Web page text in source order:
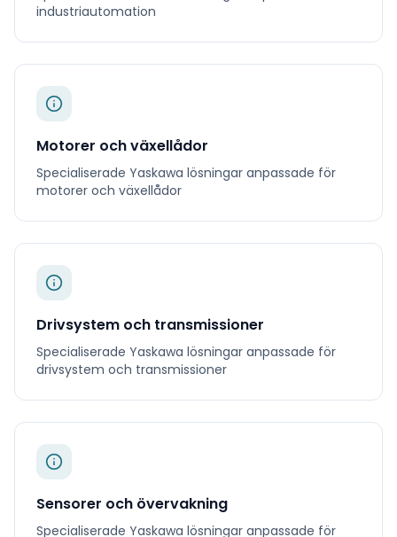
industriautomation
Motorer och växellådor
Specialiserade Yaskawa lösningar anpassade för
motorer och växellådor
Drivsystem och transmissioner
Specialiserade Yaskawa lösningar anpassade för
drivsystem och transmissioner
Sensorer och övervakning
Specialiserade Yaskawa lösningar anpassade för